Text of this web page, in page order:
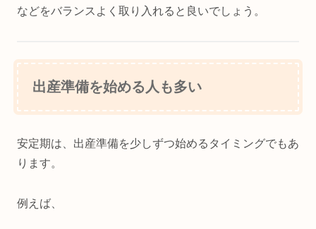
などをバランスよく取り入れると良いでしょう。
出産準備を始める人も多い
安定期は、出産準備を少しずつ始めるタイミングでもあ
ります。
例えば、